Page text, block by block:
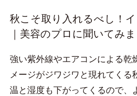
秋こそ取り入れるべし！
｜美容のプロに聞いてみま
強い紫外線やエアコンによる乾
メージがジワジワと現れてくる
温と湿度も下がってくるので、